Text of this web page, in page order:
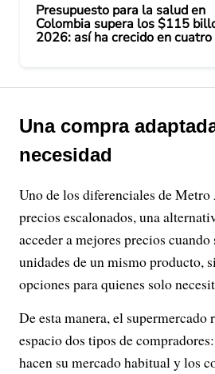
Presupuesto para la salud en
Colombia supera los $115
2026: así ha crecido en cuatro
Una compra
necesidad
Uno de los diferenciales de Metro
precios escalonados, una
acceder a mejores precios cuando
unidades de un mismo producto,
opciones para quienes solo
De esta manera, el supermercado
espacio dos tipos de
hacen su mercado habitual y los